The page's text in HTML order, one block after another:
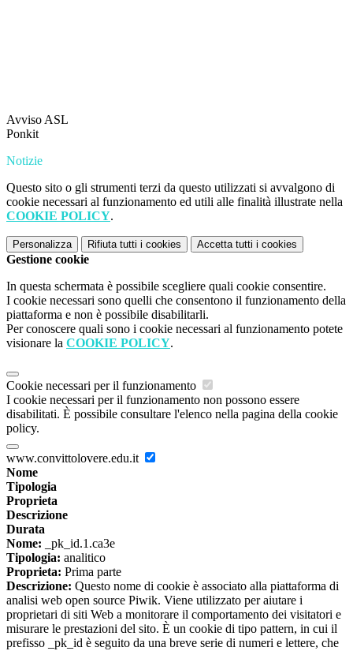
Avviso ASL
Ponkit
Notizie
Questo sito o gli strumenti terzi da questo utilizzati si avvalgono di
cookie necessari al funzionamento ed utili alle finalità illustrate nella
COOKIE POLICY.
Personalizza Rifiuta tutti i cookies Accetta tutti i cookies
Gestione cookie
In questa schermata è possibile scegliere quali cookie consentire.
I cookie necessari sono quelli che consentono il funzionamento della
piattaforma e non è possibile disabilitarli.
Per conoscere quali sono i cookie necessari al funzionamento potete
visionare la COOKIE POLICY.
Cookie necessari per il funzionamento
I cookie necessari per il funzionamento non possono essere
disabilitati. È possibile consultare l'elenco nella pagina della cookie
policy.
www.convittolovere.edu.it
Nome
Tipologia
Proprieta
Descrizione
Durata
Nome: _pk_id.1.ca3e
Tipologia: analitico
Proprieta: Prima parte
Descrizione: Questo nome di cookie è associato alla piattaforma di
analisi web open source Piwik. Viene utilizzato per aiutare i
proprietari di siti Web a monitorare il comportamento dei visitatori e
misurare le prestazioni del sito. È un cookie di tipo pattern, in cui il
prefisso _pk_id è seguito da una breve serie di numeri e lettere, che